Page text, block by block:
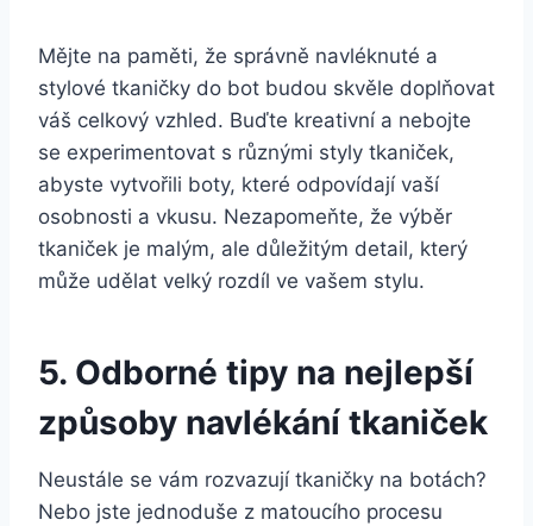
Mějte na​ paměti, že správně navléknuté a
stylové tkaničky do bot budou skvěle doplňovat
‍váš celkový vzhled. ‍Buďte kreativní a⁣ nebojte
se ⁤experimentovat s různými styly tkaniček,
⁣abyste vytvořili boty, ⁢které odpovídají vaší
osobnosti ⁣a vkusu. Nezapomeňte, že‍ výběr
tkaniček je malým, ale důležitým ⁣detail, který
může udělat velký rozdíl⁣ ve vašem stylu.
5. Odborné tipy na nejlepší
způsoby navlékání tkaniček
Neustále se vám rozvazují​ tkaničky na botách?
Nebo jste jednoduše z ‍matoucího procesu